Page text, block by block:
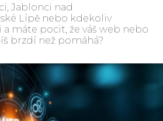
Jablonci nad
Lípě nebo kdekoliv
máte pocit, že váš web nebo
brzdí než pomáhá?